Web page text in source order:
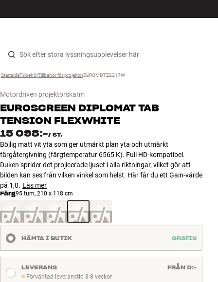
Hopp til innhold
Högtalare
Hörlurar
Surround
TV
System
Tillbehör
INSPIRATION
MÄRKEN
Startsida ›
Tillbehör ›
Tillbehör för projektor ›
EUROMDTZ2217W
Motordriven projektorskärm
EUROSCREEN DIPLOMAT TAB
TENSION FLEXWHITE
15 098:-/ ST.
Böjlig matt vit yta som ger utmärkt plan yta och utmärkt
färgåtergivning (färgtemperatur 6565 K). Full HD-kompatibel.
Duken sprider det projicerade ljuset i alla riktningar, vilket gör att
bilden kan ses från vilken vinkel som helst. Här får du ett Gain-värde
på 1,0. Läs mer
Färg95 tum, 210 x 118 cm
HÄMTA I BUTIK GRATIS
Förväntad leveranstid 3-8 veckor
Förväntad leveranstid 3-8 veckor
LEVERANS FRÅN 0:-